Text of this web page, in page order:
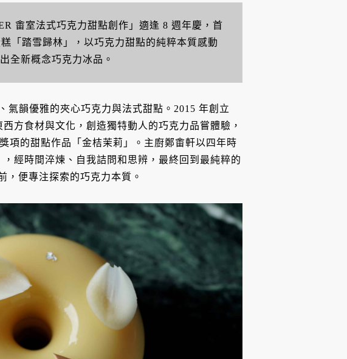
畬室法式巧克力甜點創作」適逢 8 週年慶，首
「踏雪歸林」，以巧克力甜點的純粹本質感動
全新概念巧克力冰品。
韻優雅的夾心巧克力與法式甜點。2015 年創立
方食材與文化，創造獨特動人的巧克力品嘗體驗，
項的甜點作品「金桔茉莉」。主廚鄭畬軒以四年時
經時間淬煉、自我詰問和思辨，最終回到最純粹的
便專注探索的巧克力本質。